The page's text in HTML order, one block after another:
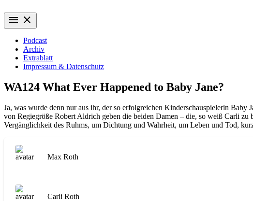
Inhalt
springen
Wiederaufführung
Alte Filme. Neu entdeckt.
menu close
Podcast
Archiv
Extrablatt
Impressum & Datenschutz
WA124 What Ever Happened to Baby Jane?
Ja, was wurde denn nur aus ihr, der so erfolgreichen Kinderschauspielerin
von Regiegröße Robert Aldrich geben die beiden Damen – die, so weiß Carli
Vergänglichkeit des Ruhms, um Dichtung und Wahrheit, um Leben und Tod,
Max Roth
Carli Roth